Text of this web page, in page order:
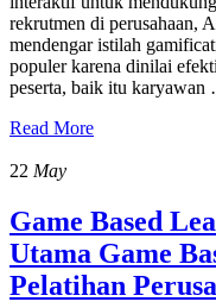
rekrutmen di perusahaan,
mendengar istilah
populer karena dinilai
peserta, baik itu
Read More
22 May
Game Based
Utama Game
Pelatihan